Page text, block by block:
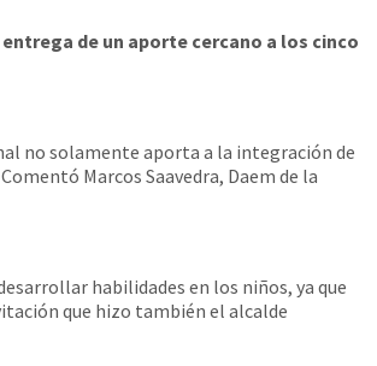
de un aporte cercano a los cinco
no solamente aporta a la integración de
Marcos Saavedra, Daem de la
habilidades en los niños, ya que
que hizo también el alcalde